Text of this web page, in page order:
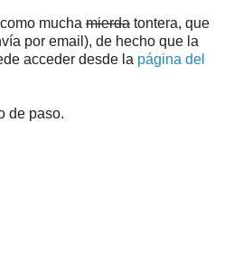
mucha mierda tontera, que
por email), de hecho que la
acceder desde la página del
de paso.